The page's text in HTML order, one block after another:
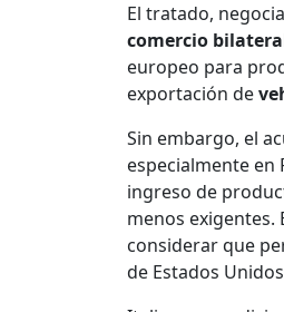
El tratado,
comercio
europeo para
exportación de
Sin embargo, el
especialmente en
ingreso de
menos exigentes.
considerar que
de Estados